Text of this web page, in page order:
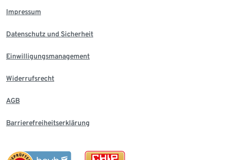
Impressum
Datenschutz und Sicherheit
Einwilligungsmanagement
Widerrufsrecht
AGB
Barrierefreiheitserklärung